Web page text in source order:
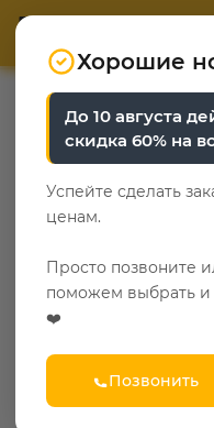
Кровати
97
Главная — Каталог —
23 ТОВАРА
Хорошие
До 10 августа
скидка 60% на
Успейте сделать
ценам.
Просто позвоните
поможем выбрать
❤️
Позвонить